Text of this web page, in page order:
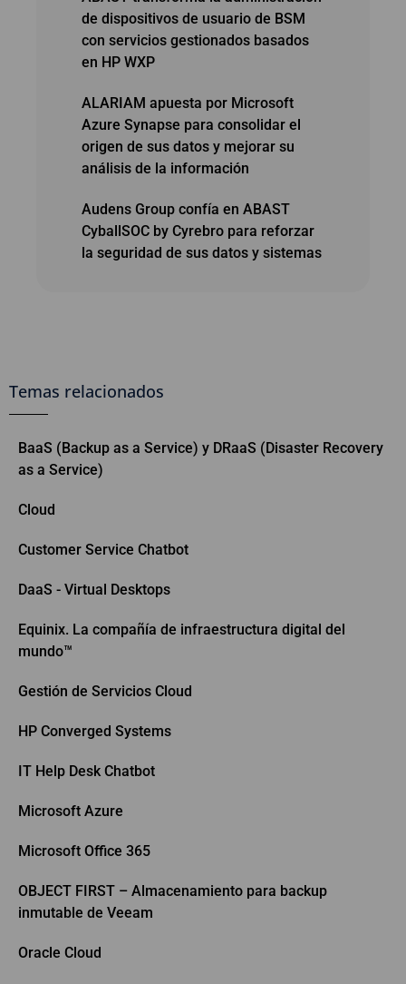
de dispositivos de usuario de BSM
con servicios gestionados basados
en HP WXP
ALARIAM apuesta por Microsoft
Azure Synapse para consolidar el
origen de sus datos y mejorar su
análisis de la información
Audens Group confía en ABAST
CyballSOC by Cyrebro para reforzar
la seguridad de sus datos y sistemas
Temas relacionados
BaaS (Backup as a Service) y DRaaS (Disaster Recovery
as a Service)
Cloud
Customer Service Chatbot
DaaS - Virtual Desktops
Equinix. La compañía de infraestructura digital del
mundo™
Gestión de Servicios Cloud
HP Converged Systems
IT Help Desk Chatbot
Microsoft Azure
Microsoft Office 365
OBJECT FIRST – Almacenamiento para backup
inmutable de Veeam
Oracle Cloud